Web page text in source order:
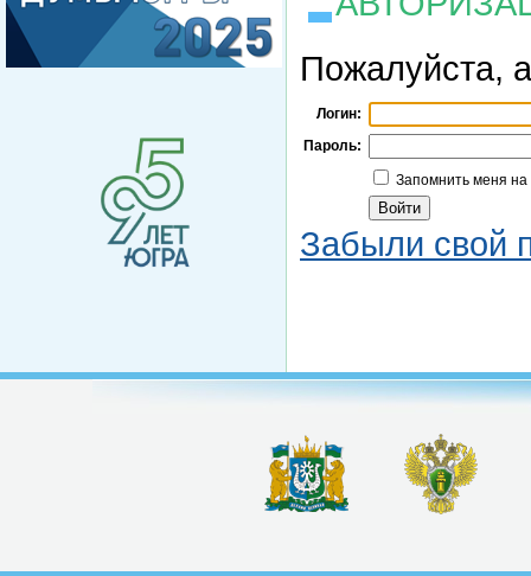
Пожалуйста,
Логин:
Пароль:
Запомнить меня
Забыли свой